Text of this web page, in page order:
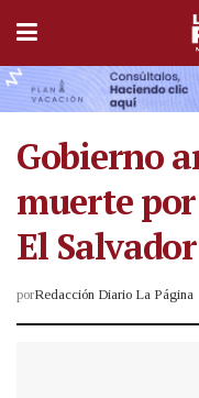
Gobierno
muerte
El Salvador
porRedacción Diario La Página